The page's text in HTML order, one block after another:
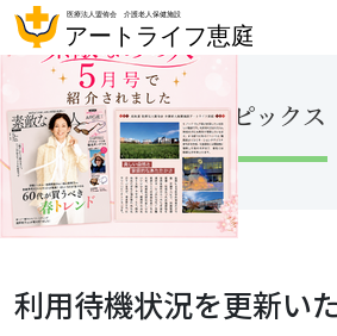
トピックス
利用待機状況を更新い